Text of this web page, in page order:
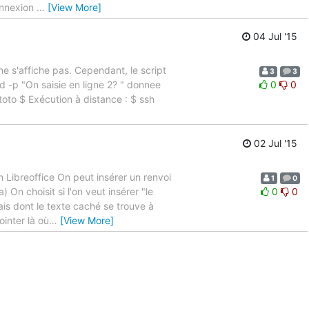
… [View More]
04 Jul '15
s'affiche pas. Cependant, le script
-p "On saisie en ligne 2? " donnee
$ Exécution à distance : $ ssh
3 3
0 0
02 Jul '15
Libreoffice On peut insérer un renvoi
On choisit si l'on veut insérer "le
dont le texte caché se trouve à
là où… [View More]
1 0
0 0